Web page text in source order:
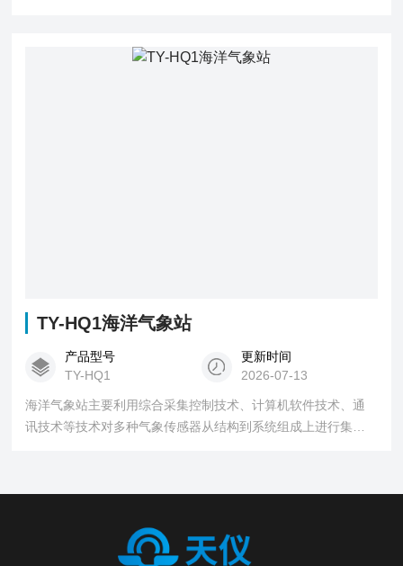
TY-HQ1海洋气象站
产品型号
TY-HQ1
更新时间
2026-07-13
海洋气象站主要利用综合采集控制技术、计算机软件技术、通
讯技术等技术对多种气象传感器从结构到系统组成上进行集成
量、光照强度等进行实时检测